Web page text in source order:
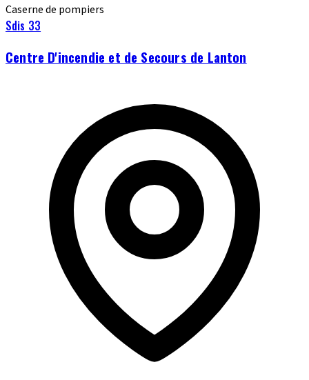
Caserne de pompiers
Sdis 33
Centre D'incendie et de Secours de Lanton